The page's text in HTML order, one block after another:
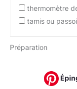
thermomètre
tamis ou
Préparation